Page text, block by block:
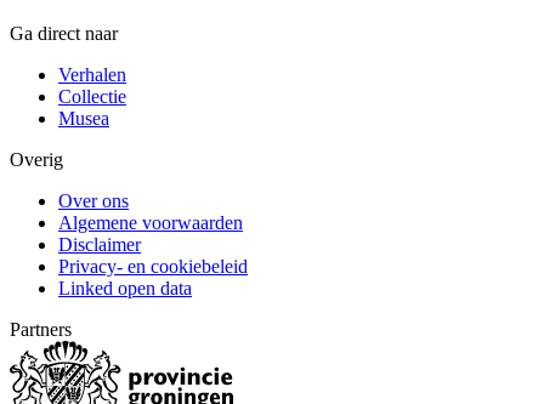
Ga direct naar
Verhalen
Collectie
Musea
Overig
Over ons
Algemene voorwaarden
Disclaimer
Privacy- en cookiebeleid
Linked open data
Partners